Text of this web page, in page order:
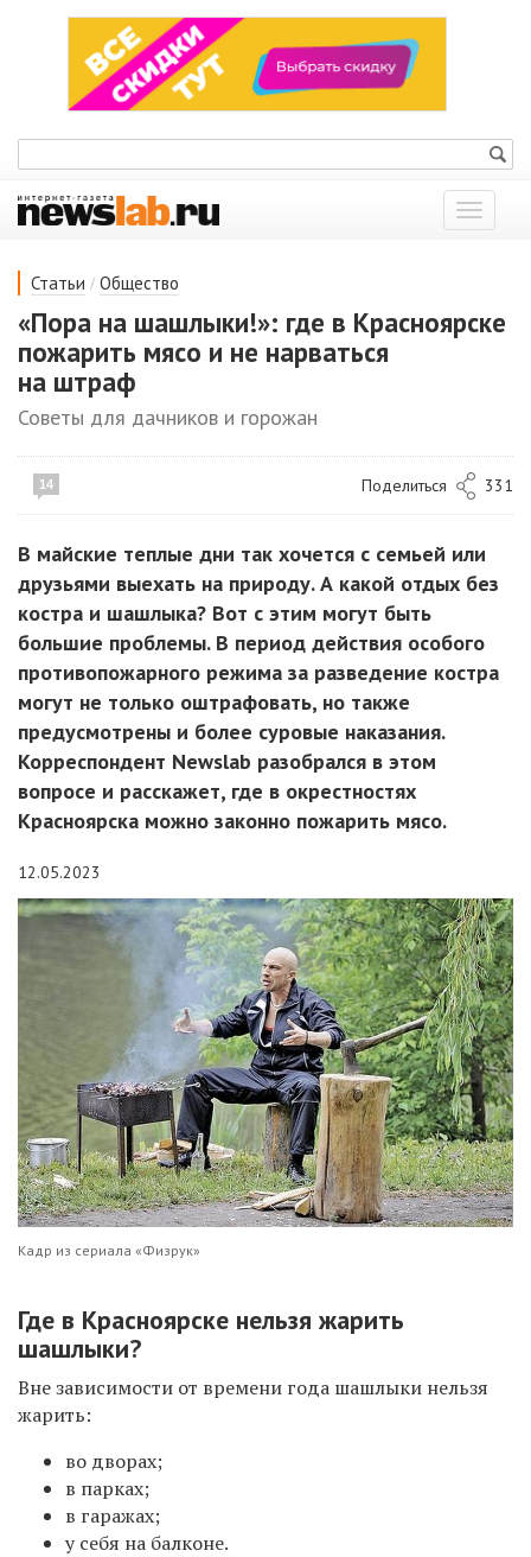
Показать
меню
Статьи / Общество
«Пора на шашлыки!»: где в Красноярске
пожарить мясо и не нарваться
на штраф
Советы для дачников и горожан
14 Поделиться 331
В майские теплые дни так хочется с семьей или
друзьями выехать на природу. А какой отдых без
костра и шашлыка? Вот с этим могут быть
большие проблемы. В период действия особого
противопожарного режима за разведение костра
могут не только оштрафовать, но также
предусмотрены и более суровые наказания.
Корреспондент Newslab разобрался в этом
вопросе и расскажет, где в окрестностях
Красноярска можно законно пожарить мясо.
12.05.2023
Кадр из сериала «Физрук»
Где в Красноярске нельзя жарить
шашлыки?
Вне зависимости от времени года шашлыки нельзя
жарить:
во дворах;
в парках;
в гаражах;
у себя на балконе.